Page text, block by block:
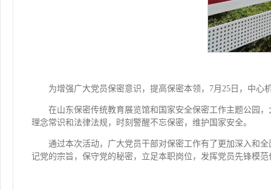
为增强广大党员保密意识，提高保密本领，7月25日，中心
在山东保密传统教育展览馆和国家安全保密工作主题公园
理念常识和法律法规，时刻警醒不忘保密，维护国家安全。
通过本次活动，广大党员干部对保密工作有了更加深入和
记党的宗旨，保守党的秘密，立足本职岗位，发挥党员先锋模